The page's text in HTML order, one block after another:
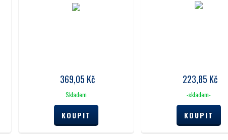
369,05 Kč
Skladem
223,85 Kč
-skladem-